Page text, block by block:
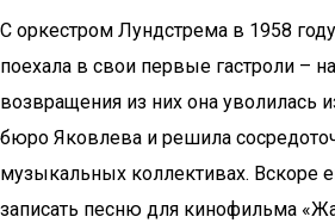
С оркестром Лундстрема в 1958
поехала в свои первые гастроли –
возвращения из них она уволилась
бюро Яковлева и решила
музыкальных коллективах. Вскоре
записать песню для кинофильма